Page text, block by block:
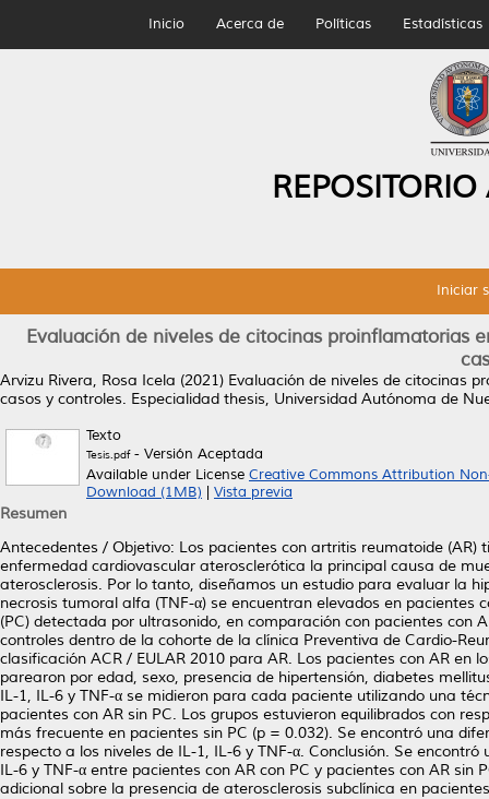
Inicio Acerca de Políticas Estadísticas
Iniciar
Evaluación de niveles de citocinas proinflamatorias
Arvizu Rivera, Rosa Icela (2021) Evaluación de niveles de citocinas
casos y controles. Especialidad thesis, Universidad Autónoma de
Texto
Tesis.pdf- Versión Aceptada
Available under License Creative Commons Attribution
Download (1MB)
Vista previa
Resumen
Antecedentes / Objetivo: Los pacientes con artritis reumatoide
enfermedad cardiovascular aterosclerótica la principal causa de
aterosclerosis. Por lo tanto, diseñamos un estudio para evaluar la
necrosis tumoral alfa (TNF-α) se encuentran elevados en
(PC) detectada por ultrasonido, en comparación con pacientes con
controles dentro de la cohorte de la clínica Preventiva de Cardio-
clasificación ACR / EULAR 2010 para AR. Los pacientes con AR
parearon por edad, sexo, presencia de hipertensión, diabetes
IL-1, IL-6 y TNF-α se midieron para cada paciente utilizando una
pacientes con AR sin PC. Los grupos estuvieron equilibrados con
más frecuente en pacientes sin PC (p = 0.032). Se encontró una
respecto a los niveles de IL-1, IL-6 y TNF-α. Conclusión. Se
IL-6 y TNF-α entre pacientes con AR con PC y pacientes con AR
adicional sobre la presencia de aterosclerosis subclínica en